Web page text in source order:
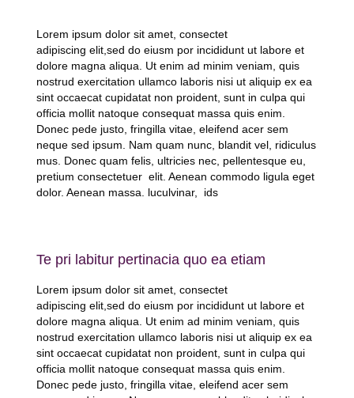
Lorem ipsum dolor sit amet, consectet
adipiscing elit,sed do eiusm por incididunt ut labore et
dolore magna aliqua. Ut enim ad minim veniam, quis
nostrud exercitation ullamco laboris nisi ut aliquip ex ea
sint occaecat cupidatat non proident, sunt in culpa qui
officia mollit natoque consequat massa quis enim.
Donec pede justo, fringilla vitae, eleifend acer sem
neque sed ipsum. Nam quam nunc, blandit vel, ridiculus
mus. Donec quam felis, ultricies nec, pellentesque eu,
pretium consectetuer elit. Aenean commodo ligula eget
dolor. Aenean massa. luculvinar, ids
Te pri labitur pertinacia quo ea etiam
Lorem ipsum dolor sit amet, consectet
adipiscing elit,sed do eiusm por incididunt ut labore et
dolore magna aliqua. Ut enim ad minim veniam, quis
nostrud exercitation ullamco laboris nisi ut aliquip ex ea
sint occaecat cupidatat non proident, sunt in culpa qui
officia mollit natoque consequat massa quis enim.
Donec pede justo, fringilla vitae, eleifend acer sem